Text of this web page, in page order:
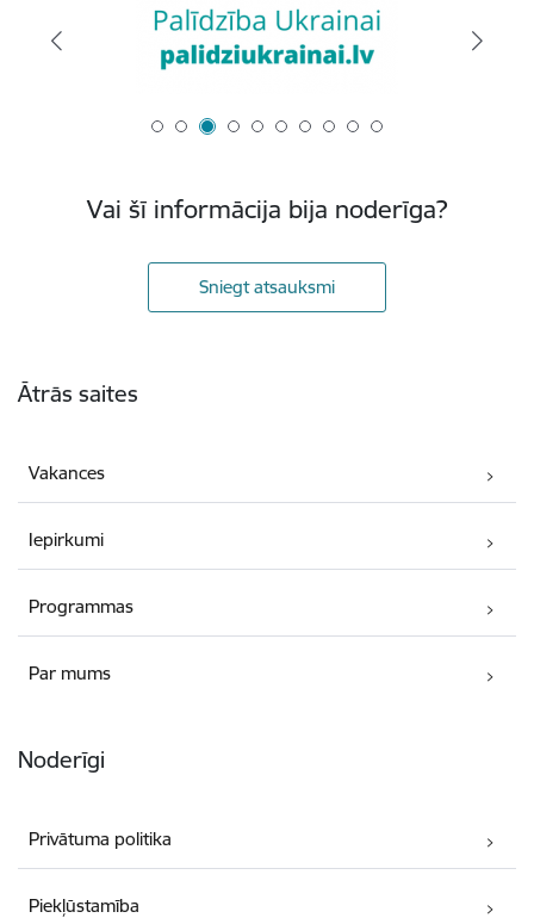
Vai šī informācija bija noderīga?
Sniegt atsauksmi
Ātrās saites
Vakances
Iepirkumi
Programmas
Par mums
Noderīgi
Privātuma politika
Piekļūstamība